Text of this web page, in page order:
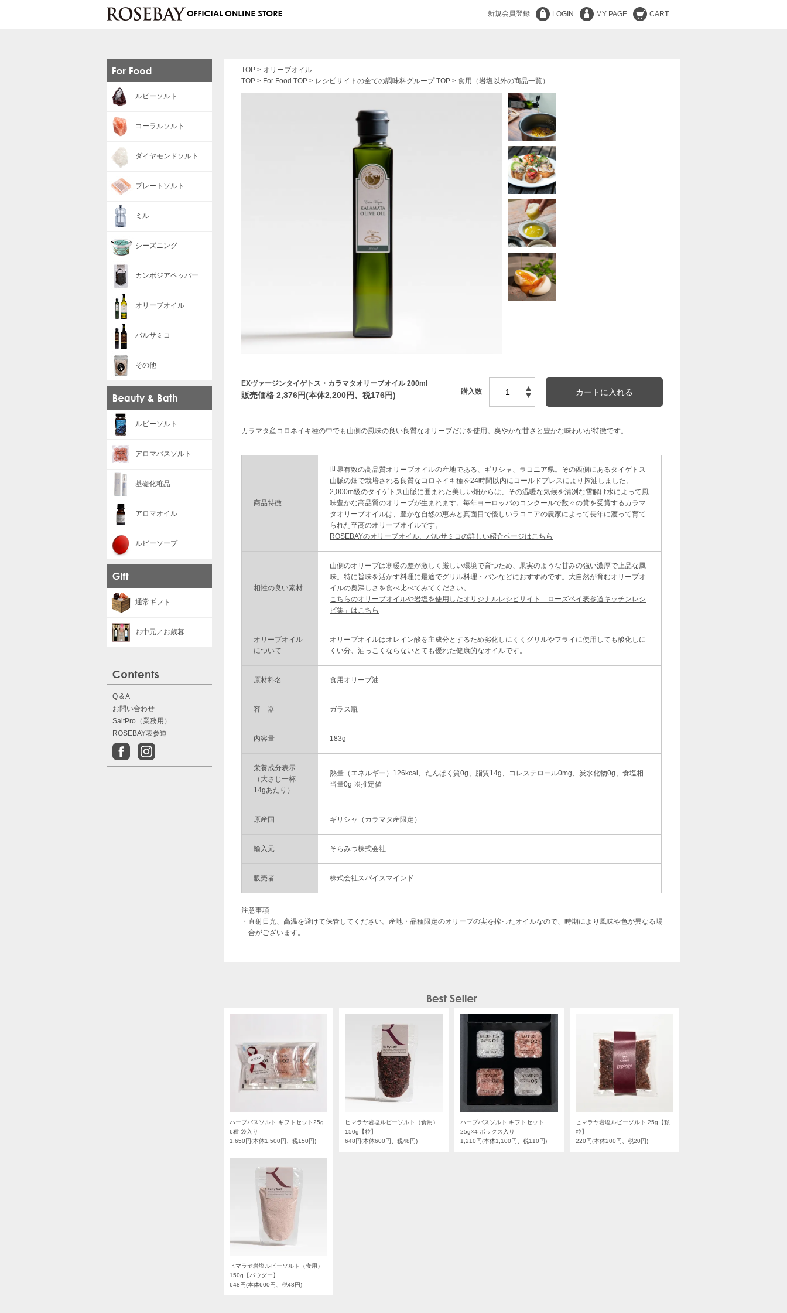
CART
MY PAGE
LOGIN
新規会員登録
ルビーソルト
コーラルソルト
ダイヤモンドソルト
プレートソルト
ミル
シーズニング
カンボジアペッパー
オリーブオイル
バルサミコ
その他
ルビーソルト
アロマバスソルト
基礎化粧品
アロマオイル
ルビーソープ
通常ギフト
お中元／お歳暮
Q & A
お問い合わせ
SaltPro（業務用）
ROSEBAY表参道
TOP > オリーブオイル
TOP > For Food TOP > レシピサイトの全ての調味料グループ TOP > 食用（岩塩以外の商品一覧）
EXヴァージンタイゲトス・カラマタオリーブオイル 200ml
販売価格 2,376円(本体2,200円、税176円) 購入数
カラマタ産コロネイキ種の中でも山側の風味の良い良質なオリーブだけを使用。爽やかな甘さと豊かな味わいが特徴です。
商品特徴
世界有数の高品質オリーブオイルの産地である、ギリシャ、ラコニア県。その西側にあるタイゲトス
山脈の畑で栽培される良質なコロネイキ種を24時間以内にコールドプレスにより搾油しました。
2,000m級のタイゲトス山脈に囲まれた美しい畑からは、その温暖な気候を清冽な雪解け水によって風
味豊かな高品質のオリーブが生まれます。毎年ヨーロッパのコンクールで数々の賞を受賞するカラマ
タオリーブオイルは、豊かな自然の恵みと真面目で優しいラコニアの農家によって長年に渡って育て
られた至高のオリーブオイルです。
ROSEBAYのオリーブオイル、バルサミコの詳しい紹介ページはこちら
相性の良い素材
山側のオリーブは寒暖の差が激しく厳しい環境で育つため、果実のような甘みの強い濃厚で上品な風
味。特に旨味を活かす料理に最適でグリル料理・パンなどにおすすめです。大自然が育むオリーブオ
イルの奥深しさを食べ比べてみてください。
こちらのオリーブオイルや岩塩を使用したオリジナルレシピサイト「ローズベイ表参道キッチンレシ
ピ集」はこちら
オリーブオイル
について
オリーブオイルはオレイン酸を主成分とするため劣化しにくくグリルやフライに使用しても酸化しに
くい分、油っこくならないとても優れた健康的なオイルです。
原材料名 食用オリーブ油
容 器 ガラス瓶
内容量 183g
栄養成分表示
（大さじ一杯
14gあたり）
熱量（エネルギー）126kcal、たんぱく質0g、脂質14g、コレステロール0mg、炭水化物0g、食塩相
当量0g ※推定値
原産国 ギリシャ（カラマタ産限定）
輸入元 そらみつ株式会社
販売者 株式会社スパイスマインド
注意事項
・直射日光、高温を避けて保管してください。産地・品種限定のオリーブの実を搾ったオイルなので、時期により風味や色が異なる場
合がございます。
ハーブバスソルト ギフトセット25g
6種 袋入り
1,650円(本体1,500円、税150円)
ヒマラヤ岩塩ルビーソルト（食用）
150g【粒】
648円(本体600円、税48円)
ハーブバスソルト ギフトセット
25g×4 ボックス入り
1,210円(本体1,100円、税110円)
ヒマラヤ岩塩ルビーソルト 25g【顆
粒】
220円(本体200円、税20円)
ヒマラヤ岩塩ルビーソルト（食用）
150g【パウダー】
648円(本体600円、税48円)